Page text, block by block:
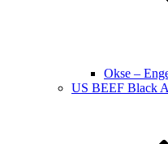
Okse –
US BEEF Black